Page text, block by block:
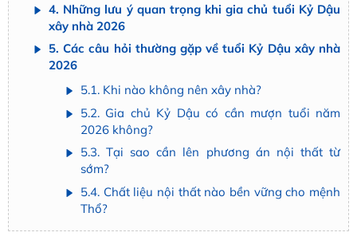
4. Những lưu ý quan trọng khi gia chủ tuổi Kỷ Dậu
xây nhà 2026
5. Các câu hỏi thường gặp về tuổi Kỷ Dậu xây nhà
2026
5.1. Khi nào không nên xây nhà?
5.2. Gia chủ Kỷ Dậu có cần mượn tuổi năm
2026 không?
5.3. Tại sao cần lên phương án nội thất từ
sớm?
5.4. Chất liệu nội thất nào bền vững cho mệnh
Thổ?